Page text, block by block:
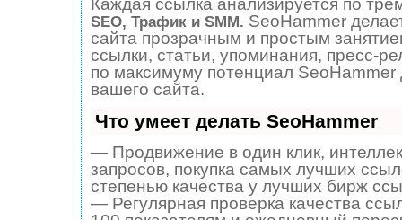
SEO, Трафик и SMM. SeoHammer
сайта прозрачным и простым
ссылки, статьи, упоминания, пресс-
по максимуму потенциал
вашего сайта.
Что умеет делать SeoHammer
— Продвижение в один клик,
запросов, покупка самых лучших
степенью качества у лучших бирж
— Регулярная проверка качества